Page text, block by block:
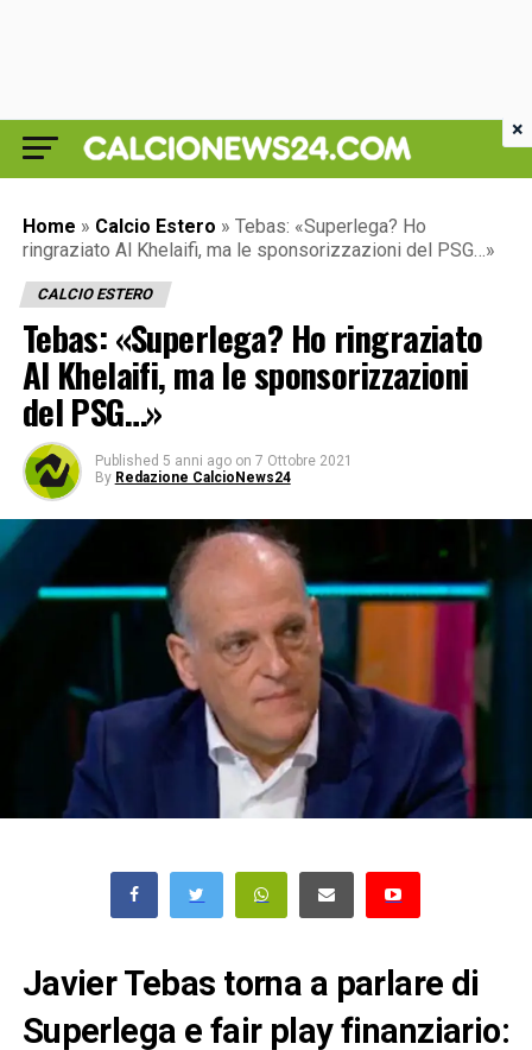
Home » Calcio Estero » Tebas: «Superlega? Ho
ringraziato Al Khelaifi, ma le sponsorizzazioni del PSG…»
CALCIO ESTERO
Tebas: «Superlega? Ho ringraziato
Al Khelaifi, ma le sponsorizzazioni
del PSG…»
Published 5 anni ago on 7 Ottobre 2021
By Redazione CalcioNews24
Javier Tebas torna a parlare di
Superlega e fair play finanziario:
×